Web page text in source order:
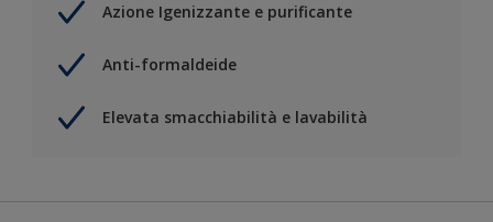
Azione Igenizzante e purificante
Anti-formaldeide
Elevata smacchiabilità e lavabilità